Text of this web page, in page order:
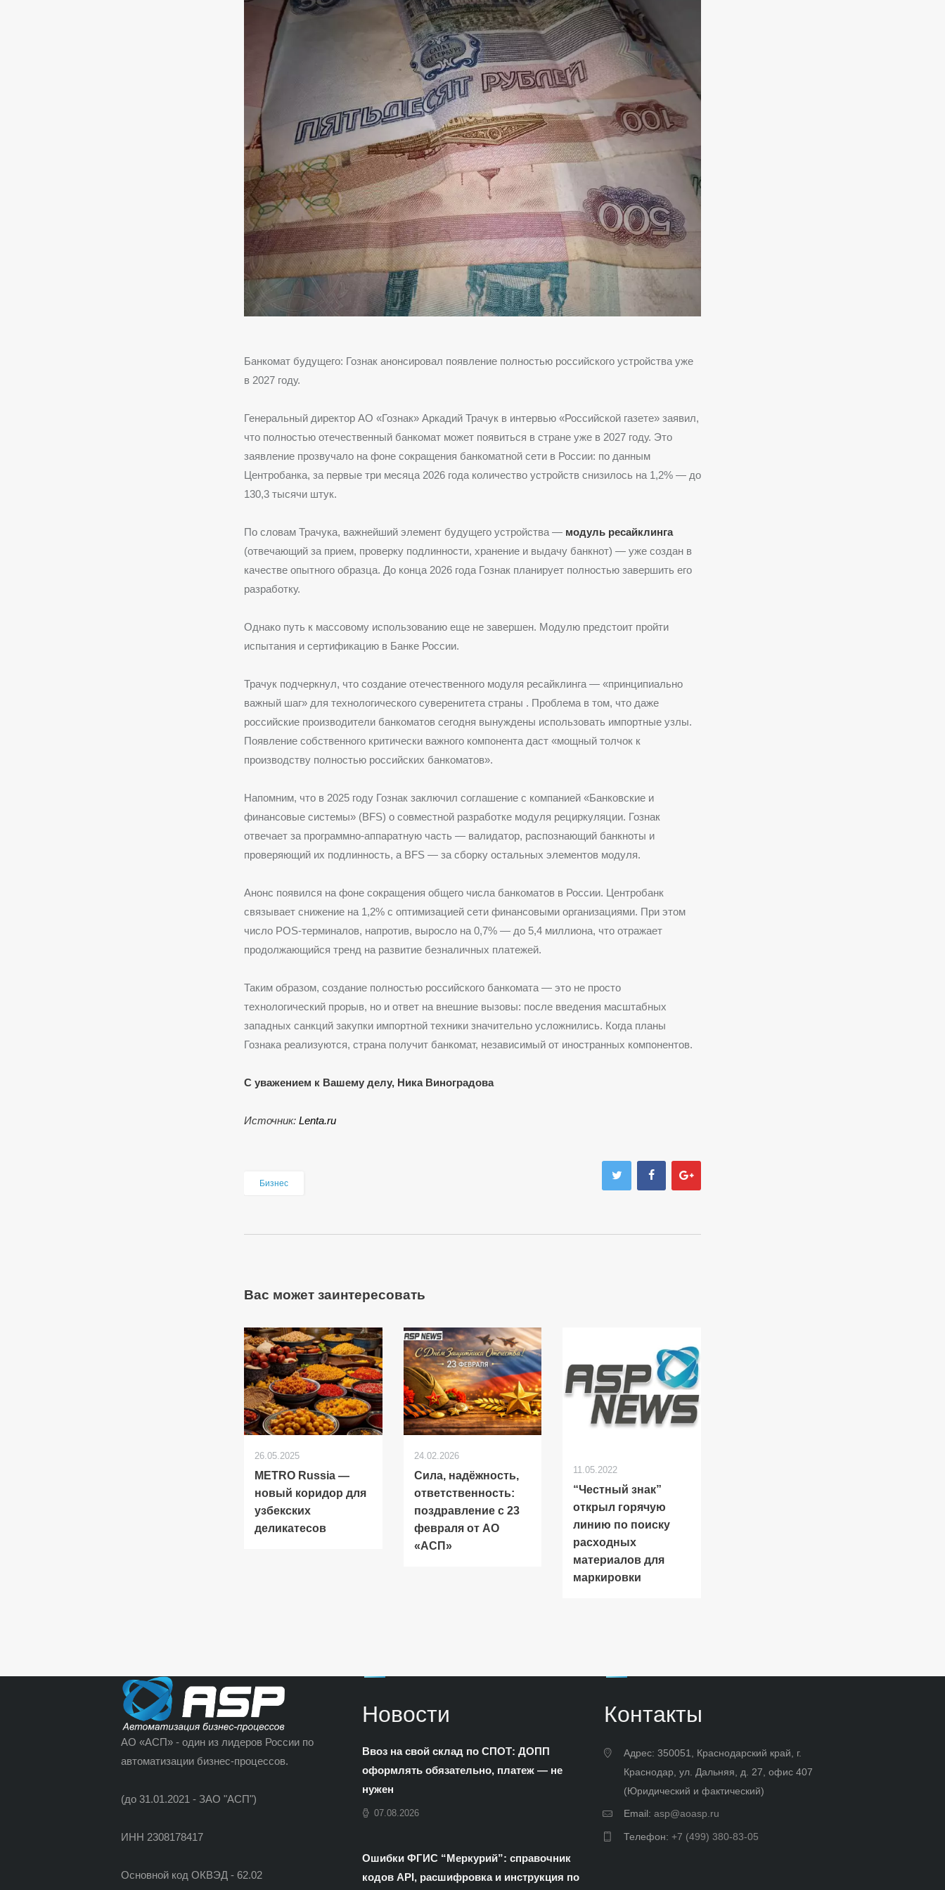
Банкомат будущего: Гознак анонсировал появление полностью российского устройства уже
в 2027 году.
Генеральный директор АО «Гознак» Аркадий Трачук в интервью «Российской газете» заявил,
что полностью отечественный банкомат может появиться в стране уже в 2027 году. Это
заявление прозвучало на фоне сокращения банкоматной сети в России: по данным
Центробанка, за первые три месяца 2026 года количество устройств снизилось на 1,2% — до
130,3 тысячи штук.
По словам Трачука, важнейший элемент будущего устройства — модуль ресайклинга
(отвечающий за прием, проверку подлинности, хранение и выдачу банкнот) — уже создан в
качестве опытного образца. До конца 2026 года Гознак планирует полностью завершить его
разработку.
Однако путь к массовому использованию еще не завершен. Модулю предстоит пройти
испытания и сертификацию в Банке России.
Трачук подчеркнул, что создание отечественного модуля ресайклинга — «принципиально
важный шаг» для технологического суверенитета страны . Проблема в том, что даже
российские производители банкоматов сегодня вынуждены использовать импортные узлы.
Появление собственного критически важного компонента даст «мощный толчок к
производству полностью российских банкоматов».
Напомним, что в 2025 году Гознак заключил соглашение с компанией «Банковские и
финансовые системы» (BFS) о совместной разработке модуля рециркуляции. Гознак
отвечает за программно-аппаратную часть — валидатор, распознающий банкноты и
проверяющий их подлинность, а BFS — за сборку остальных элементов модуля.
Анонс появился на фоне сокращения общего числа банкоматов в России. Центробанк
связывает снижение на 1,2% с оптимизацией сети финансовыми организациями. При этом
число POS-терминалов, напротив, выросло на 0,7% — до 5,4 миллиона, что отражает
продолжающийся тренд на развитие безналичных платежей.
Таким образом, создание полностью российского банкомата — это не просто
технологический прорыв, но и ответ на внешние вызовы: после введения масштабных
западных санкций закупки импортной техники значительно усложнились. Когда планы
Гознака реализуются, страна получит банкомат, независимый от иностранных компонентов.
С уважением к Вашему делу, Ника Виноградова
Источник: Lenta.ru
Бизнес
Вас может заинтересовать
26.05.2025
METRO Russia —
новый коридор для
узбекских
деликатесов
24.02.2026
Сила, надёжность,
ответственность:
поздравление с 23
февраля от АО
«АСП»
11.05.2022
“Честный знак”
открыл горячую
линию по поиску
расходных
материалов для
маркировки
АО «АСП» - один из лидеров России по
автоматизации бизнес-процессов.
(до 31.01.2021 - ЗАО "АСП")
ИНН 2308178417
Основной код ОКВЭД - 62.02
Новости
Ввоз на свой склад по СПОТ: ДОПП
оформлять обязательно, платеж — не
нужен
07.08.2026
Ошибки ФГИС “Меркурий”: справочник
кодов API, расшифровка и инструкция по
Контакты
Адрес: 350051, Краснодарский край, г.
Краснодар, ул. Дальняя, д. 27, офис 407
(Юридический и фактический)
Email: asp@aoasp.ru
Телефон: +7 (499) 380-83-05